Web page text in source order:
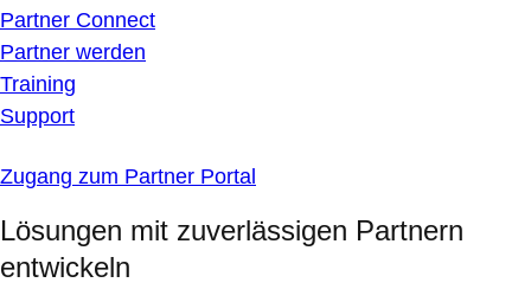
Partner Connect
Partner werden
Training
Support
Zugang zum Partner Portal
Lösungen mit zuverlässigen Partnern
entwickeln